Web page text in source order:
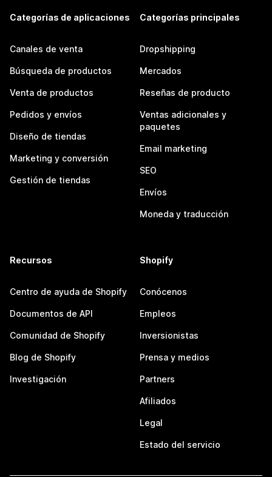
Categorías de aplicaciones
Canales de venta
Búsqueda de productos
Venta de productos
Pedidos y envíos
Diseño de tiendas
Marketing y conversión
Gestión de tiendas
Categorías principales
Dropshipping
Mercados
Reseñas de producto
Ventas adicionales y
paquetes
Email marketing
SEO
Envíos
Moneda y traducción
Recursos
Centro de ayuda de Shopify
Documentos de API
Comunidad de Shopify
Blog de Shopify
Investigación
Shopify
Conócenos
Empleos
Inversionistas
Prensa y medios
Partners
Afiliados
Legal
Estado del servicio